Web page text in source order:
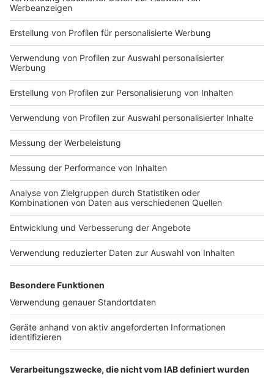
Markiere sie hierfür mit einem
Impressum
Nutzungsbedingungen
Jobs
Presse
Werben
Archiv
ANTENNE BAYERN GROUP
Stiftung ANTENNE BAYERN
hilft
Teilnahmebedingungen
Kontakt
Studio-Hotline
Verkehrs-Hotline
Newsletter